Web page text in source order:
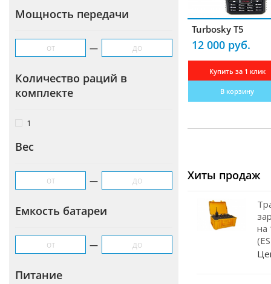
Навигаторы
Видеорегистраторы
Чехлы
Динамики
Магнитные основания
Грозоразрядники
Крепление для рации
Штыри
Кейсы для АКБ
Мощность передачи
—
Количество раций в
комплекте
1
Вес
—
Емкость батареи
—
Питание
Купить за 1 клик
В корзину
Turbosky T5
12 000 руб.
Хиты продаж
на